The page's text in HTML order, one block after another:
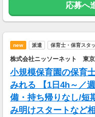
※資格手当あり（時給50
よって異なる）
※週払いOK（規定あり）
→金曜日締め最短翌週火
（稼働開始時は手続き完
交通費：別途全額支給
応募へ
new 派遣 保育士・保育スタ
株式会社ニッソーネット 東
小規模保育園の保育
みれる 【1日4h～／
備・持ち帰りなし/短
み明けスタートなど